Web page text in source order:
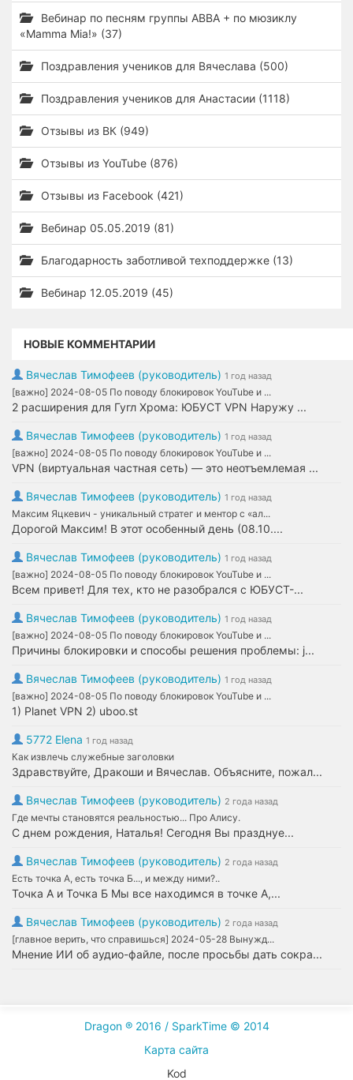
Вебинар по песням группы ABBA + по мюзиклу
«Mamma Mia!» (37)
Поздравления учеников для Вячеслава (500)
Поздравления учеников для Анастасии (1118)
Отзывы из ВК (949)
Отзывы из YouTube (876)
Отзывы из Facebook (421)
Вебинар 05.05.2019 (81)
Благодарность заботливой техподдержке (13)
Вебинар 12.05.2019 (45)
НОВЫЕ КОММЕНТАРИИ
Вячеслав Тимофеев (руководитель) 1 год назад
[важно] 2024-08-05 По поводу блокировок YouTube и ...
2 расширения для Гугл Хрома: ЮБУСТ VPN Наружу ...
Вячеслав Тимофеев (руководитель) 1 год назад
[важно] 2024-08-05 По поводу блокировок YouTube и ...
VPN (виртуальная частная сеть) — это неотъемлемая ...
Вячеслав Тимофеев (руководитель) 1 год назад
Максим Яцкевич - уникальный стратег и ментор с «ал...
Дорогой Максим! В этот особенный день (08.10....
Вячеслав Тимофеев (руководитель) 1 год назад
[важно] 2024-08-05 По поводу блокировок YouTube и ...
Всем привет! Для тех, кто не разобрался с ЮБУСТ-...
Вячеслав Тимофеев (руководитель) 1 год назад
[важно] 2024-08-05 По поводу блокировок YouTube и ...
Причины блокировки и способы решения проблемы: j...
Вячеслав Тимофеев (руководитель) 1 год назад
[важно] 2024-08-05 По поводу блокировок YouTube и ...
1) Planet VPN 2) uboo.st
5772 Elena 1 год назад
Как извлечь служебные заголовки
Здравствуйте, Дракоши и Вячеслав. Объясните, пожал...
Вячеслав Тимофеев (руководитель) 2 года назад
Где мечты становятся реальностью... Про Алису.
С днем рождения, Наталья! Сегодня Вы празднуе...
Вячеслав Тимофеев (руководитель) 2 года назад
Есть точка А, есть точка Б..., и между ними?..
Точка А и Точка Б Мы все находимся в точке А,...
Вячеслав Тимофеев (руководитель) 2 года назад
[главное верить, что справишься] 2024-05-28 Вынужд...
Мнение ИИ об аудио-файле, после просьбы дать сокра...
Dragon ® 2016 / SparkTime © 2014
Карта сайта
Kod